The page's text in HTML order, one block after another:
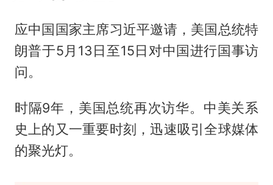
应中国国家主席习近平邀请，美国总统特
朗普于5月13日至15日对中国进行国事访
问。
时隔9年，美国总统再次访华。中美关系
史上的又一重要时刻，迅速吸引全球媒体
的聚光灯。